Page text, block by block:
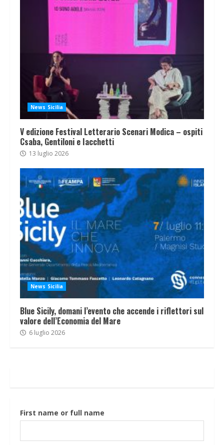
News Sicilia
V edizione Festival Letterario Scenari Modica – ospiti
Csaba, Gentiloni e Iacchetti
13 luglio 2026
News Sicilia
Blue Sicily, domani l’evento che accende i riflettori sul
valore dell’Economia del Mare
6 luglio 2026
First name or full name